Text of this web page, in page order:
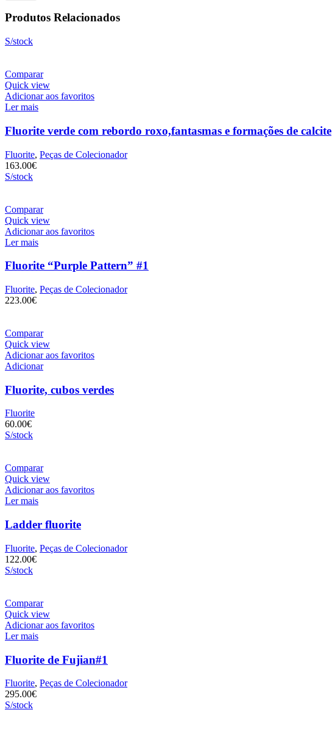
Produtos Relacionados
S/stock
Comparar
Quick view
Adicionar aos favoritos
Ler mais
Fluorite verde com rebordo roxo,fantasmas e formações de calcite
Fluorite, Peças de Colecionador
163.00€
S/stock
Comparar
Quick view
Adicionar aos favoritos
Ler mais
Fluorite “Purple Pattern” #1
Fluorite, Peças de Colecionador
223.00€
Comparar
Quick view
Adicionar aos favoritos
Adicionar
Fluorite, cubos verdes
Fluorite
60.00€
S/stock
Comparar
Quick view
Adicionar aos favoritos
Ler mais
Ladder fluorite
Fluorite, Peças de Colecionador
122.00€
S/stock
Comparar
Quick view
Adicionar aos favoritos
Ler mais
Fluorite de Fujian#1
Fluorite, Peças de Colecionador
295.00€
S/stock